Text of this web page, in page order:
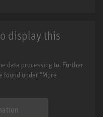
display this
data processing to. Further
found under "More